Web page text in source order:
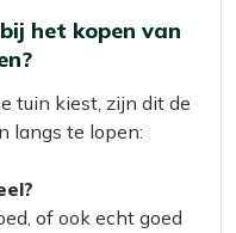
het kopen van
tuin kiest, zijn dit de
langs te lopen:
of ook echt goed